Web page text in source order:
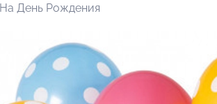
На День Рождения